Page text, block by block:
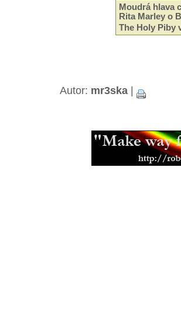
Moudrá hlava
Rita Marley o
The Holy Piby
Autor: mr3ska